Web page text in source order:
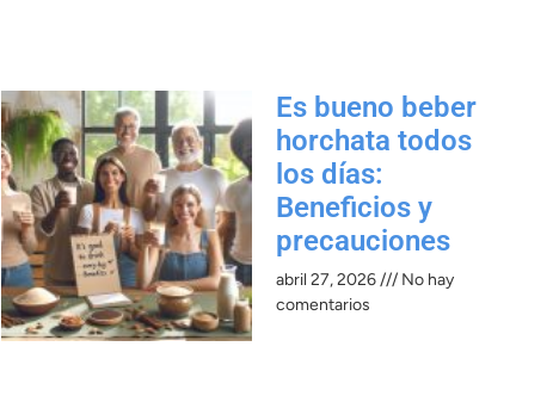
Es bueno beber
horchata todos
los días:
Beneficios y
precauciones​
abril 27, 2026
No hay
comentarios